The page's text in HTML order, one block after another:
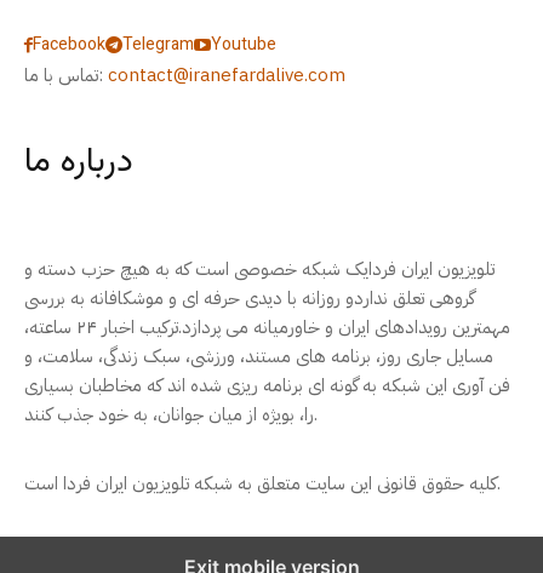
Facebook Telegram
Youtube
تماس با ما: contact@iranefardalive.com
درباره ما
تلویزیون ایران فردایک شبکه خصوصی است که به هیچ حزب دسته و
گروهی تعلق نداردو روزانه با دیدی حرفه ای و موشکافانه به بررسی
مهمترین رویدادهای ایران و خاورمیانه می پردازد.ترکیب اخبار ۲۴ ساعته،
مسایل جاری روز، برنامه های مستند، ورزشی، سبک زندگی، سلامت، و
فن آوری این شبکه به گونه ای برنامه ریزی شده اند که مخاطبان بسیاری
را، بویژه از میان جوانان، به خود جذب کنند.
کلیه حقوق قانونی این سایت متعلق به شبکه تلویزیون ایران فردا است.
Exit mobile version